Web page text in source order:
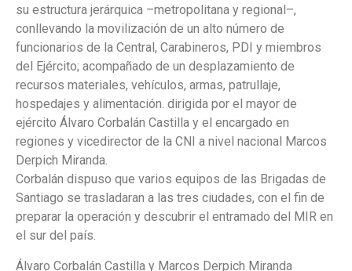
su estructura jerárquica –metropolitana y regional–,
conllevando la movilización de un alto número de
funcionarios de la Central, Carabineros, PDI y miembros
del Ejército; acompañado de un desplazamiento de
recursos materiales, vehículos, armas, patrullaje,
hospedajes y alimentación. dirigida por el mayor de
ejército Álvaro Corbalán Castilla y el encargado en
regiones y vicedirector de la CNI a nivel nacional Marcos
Derpich Miranda.
Corbalán dispuso que varios equipos de las Brigadas de
Santiago se trasladaran a las tres ciudades, con el fin de
preparar la operación y descubrir el entramado del MIR en
el sur del país.
Álvaro Corbalán Castilla y Marcos Derpich Miranda